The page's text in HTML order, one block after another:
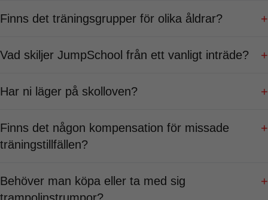
Finns det träningsgrupper för olika åldrar? +
Vad skiljer JumpSchool från ett vanligt inträde? +
Har ni läger på skolloven? +
Finns det någon kompensation för missade
träningstillfällen?
+
Behöver man köpa eller ta med sig
+